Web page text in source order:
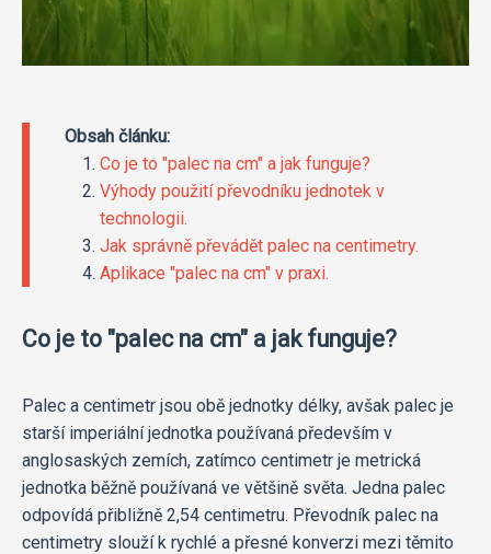
Obsah článku:
Co je to "palec na cm" a jak funguje?
Výhody použití převodníku jednotek v
technologii.
Jak správně převádět palec na centimetry.
Aplikace "palec na cm" v praxi.
Co je to "palec na cm" a jak funguje?
Palec a centimetr jsou obě jednotky délky, avšak palec je
starší imperiální jednotka používaná především v
anglosaských zemích, zatímco centimetr je metrická
jednotka běžně používaná ve většině světa. Jedna palec
odpovídá přibližně 2,54 centimetru. Převodník palec na
centimetry slouží k rychlé a přesné konverzi mezi těmito